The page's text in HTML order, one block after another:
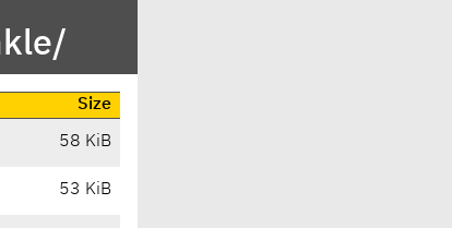
Size
58 KiB
53 KiB